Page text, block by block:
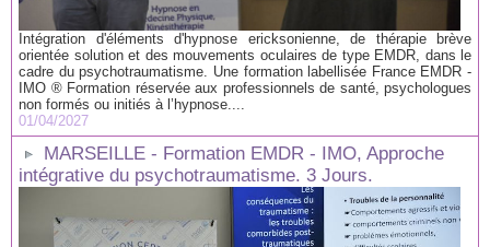
Intégration d'éléments d'hypnose ericksonienne, de thérapie brève
orientée solution et des mouvements oculaires de type EMDR, dans le
cadre du psychotraumatisme. Une formation labellisée France EMDR -
IMO ® Formation réservée aux professionnels de santé, psychologues
non formés ou initiés à l’hypnose....
01/04/2027
MARSEILLE - Formation EMDR - IMO, Approche
intégrative du psychotraumatisme. 3 Jours.